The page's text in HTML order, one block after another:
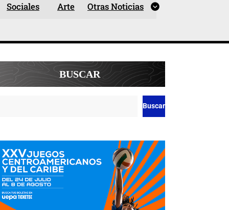
Sociales Arte Otras Noticias
BUSCAR
Buscar